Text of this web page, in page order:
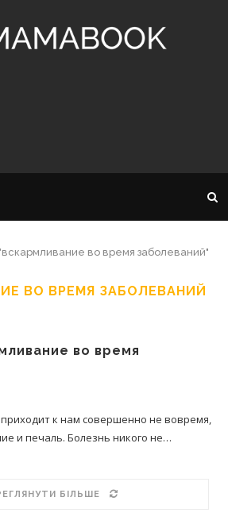
"вскармливание во время заболеваний"
ВО ВРЕМЯ ЗАБОЛЕВАНИЙ
во время
к нам совершенно не вовремя,
и печаль. Болезнь никого не…
БІЛЬШЕ